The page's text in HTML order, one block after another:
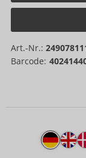
Art.-Nr.:
Barcode:
Produkttext